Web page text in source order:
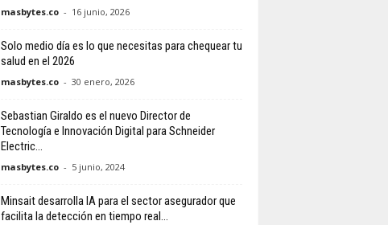
masbytes.co - 16 junio, 2026
Solo medio día es lo que necesitas para chequear tu
salud en el 2026
masbytes.co - 30 enero, 2026
Sebastian Giraldo es el nuevo Director de
Tecnología e Innovación Digital para Schneider
Electric...
masbytes.co - 5 junio, 2024
Minsait desarrolla IA para el sector asegurador que
facilita la detección en tiempo real...